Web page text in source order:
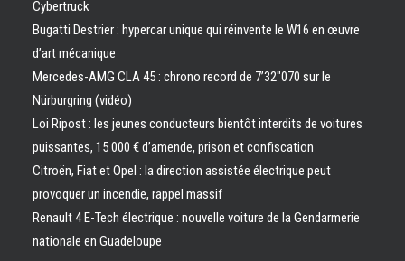
Cybertruck
Bugatti Destrier : hypercar unique qui réinvente le W16 en œuvre
d’art mécanique
Mercedes-AMG CLA 45 : chrono record de 7’32″070 sur le
Nürburgring (vidéo)
Loi Ripost : les jeunes conducteurs bientôt interdits de voitures
puissantes, 15 000 € d’amende, prison et confiscation
Citroën, Fiat et Opel : la direction assistée électrique peut
provoquer un incendie, rappel massif
Renault 4 E-Tech électrique : nouvelle voiture de la Gendarmerie
nationale en Guadeloupe